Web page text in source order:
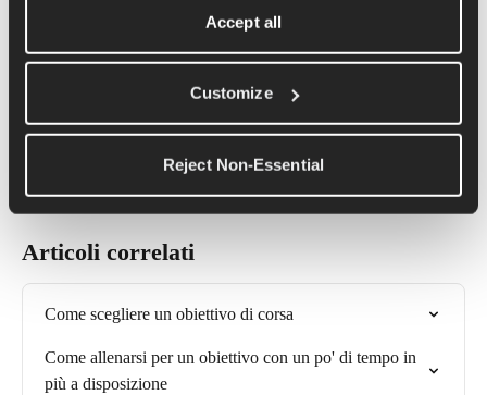
Accept all
Customize
Reject Non-Essential
Riorganizzare i tuoi allenamenti nell'arco della settimana o
tornare ad allenarti non sarà un problema.
allenarti per una gara o per un obiettivo specifico, puoi cambiare
il tuo piano in qualsiasi momento per soddisfare le tue esigenze.
Articoli correlati
Come scegliere un obiettivo di corsa
Come allenarsi per un obiettivo con un po' di tempo in
più a disposizione